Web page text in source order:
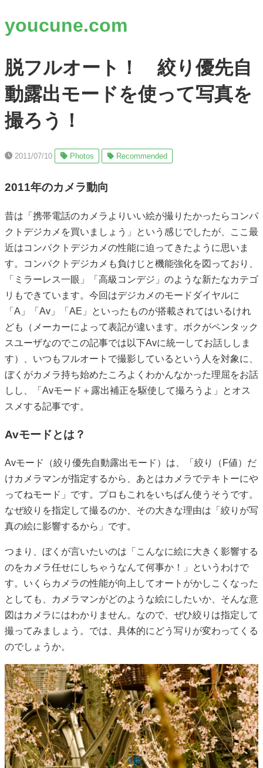
youcune.com
脱フルオート！ 絞り優先自
動露出モードを使って写真を
撮ろう！
2011/07/10 Photos Recommended
2011年のカメラ動向
昔は「携帯電話のカメラよりいい絵が撮りたかったらコンパ
クトデジカメを買いましょう」という感じでしたが、ここ最
近はコンパクトデジカメの性能に迫ってきたように思いま
す。コンパクトデジカメも負けじと機能強化を図っており、
「ミラーレス一眼」「高級コンデジ」のような新たなカテゴ
リもできています。今回はデジカメのモードダイヤルに
「A」「Av」「AE」といったものが搭載されてはいるけれ
ども（メーカーによって表記が違います。ボクがペンタック
スユーザなのでこの記事では以下Avに統一してお話ししま
す）、いつもフルオートで撮影しているという人を対象に、
ぼくがカメラ持ち始めたころよくわかんなかった理屈をお話
しし、「Avモード＋露出補正を駆使して撮ろうよ」とオス
スメする記事です。
Avモードとは？
Avモード（絞り優先自動露出モード）は、「絞り（F値）だ
けカメラマンが指定するから、あとはカメラでテキトーにや
ってねモード」です。プロもこれをいちばん使うそうです。
なぜ絞りを指定して撮るのか、その大きな理由は「絞りが写
真の絵に影響するから」です。
つまり、ぼくが言いたいのは「こんなに絵に大きく影響する
のをカメラ任せにしちゃうなんて何事か！」というわけで
す。いくらカメラの性能が向上してオートがかしこくなった
としても、カメラマンがどのような絵にしたいか、そんな意
図はカメラにはわかりません。なので、ぜひ絞りは指定して
撮ってみましょう。では、具体的にどう写りが変わってくる
のでしょうか。